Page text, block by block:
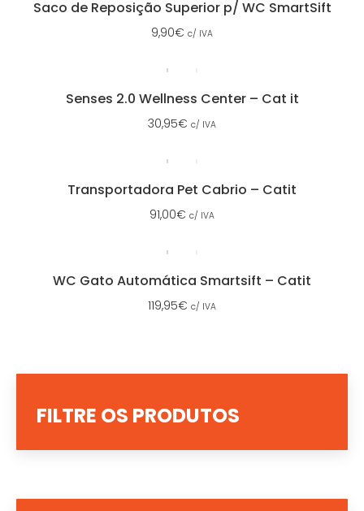
Saco de Reposição Superior p/ WC SmartSift
9,90€ c/ IVA
Senses 2.0 Wellness Center – Cat it
30,95€ c/ IVA
Transportadora Pet Cabrio – Catit
91,00€ c/ IVA
WC Gato Automática Smartsift – Catit
119,95€ c/ IVA
FILTRE OS PRODUTOS